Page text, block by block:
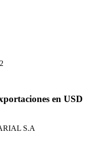
2
en USD
S.A